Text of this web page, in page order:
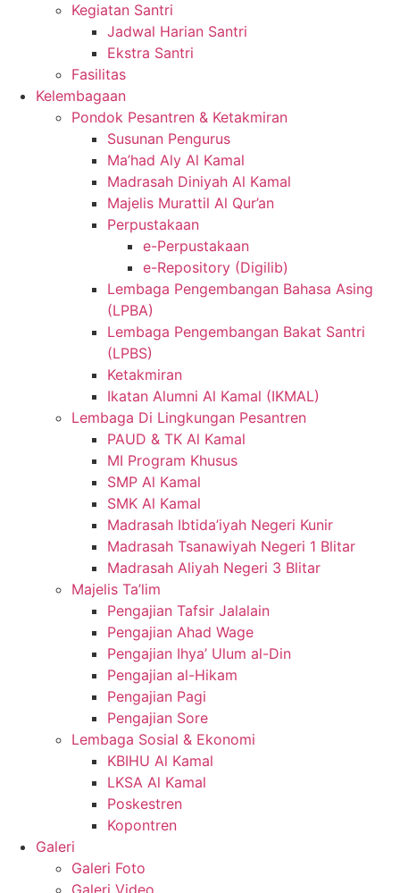
Kegiatan Santri
Jadwal Harian Santri
Ekstra Santri
Fasilitas
Kelembagaan
Pondok Pesantren & Ketakmiran
Susunan Pengurus
Ma’had Aly Al Kamal
Madrasah Diniyah Al Kamal
Majelis Murattil Al Qur’an
Perpustakaan
e-Perpustakaan
e-Repository (Digilib)
Lembaga Pengembangan Bahasa Asing
(LPBA)
Lembaga Pengembangan Bakat Santri
(LPBS)
Ketakmiran
Ikatan Alumni Al Kamal (IKMAL)
Lembaga Di Lingkungan Pesantren
PAUD & TK Al Kamal
MI Program Khusus
SMP Al Kamal
SMK Al Kamal
Madrasah Ibtida’iyah Negeri Kunir
Madrasah Tsanawiyah Negeri 1 Blitar
Madrasah Aliyah Negeri 3 Blitar
Majelis Ta’lim
Pengajian Tafsir Jalalain
Pengajian Ahad Wage
Pengajian Ihya’ Ulum al-Din
Pengajian al-Hikam
Pengajian Pagi
Pengajian Sore
Lembaga Sosial & Ekonomi
KBIHU Al Kamal
LKSA Al Kamal
Poskestren
Kopontren
Galeri
Galeri Foto
Galeri Video